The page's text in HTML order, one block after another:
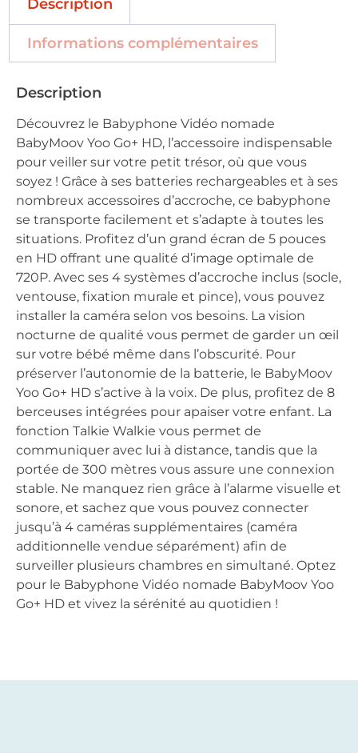
Description
Informations complémentaires
Description
Découvrez le Babyphone Vidéo nomade
BabyMoov Yoo Go+ HD, l’accessoire indispensable
pour veiller sur votre petit trésor, où que vous
soyez ! Grâce à ses batteries rechargeables et à ses
nombreux accessoires d’accroche, ce babyphone
se transporte facilement et s’adapte à toutes les
situations. Profitez d’un grand écran de 5 pouces
en HD offrant une qualité d’image optimale de
720P. Avec ses 4 systèmes d’accroche inclus (socle,
ventouse, fixation murale et pince), vous pouvez
installer la caméra selon vos besoins. La vision
nocturne de qualité vous permet de garder un œil
sur votre bébé même dans l’obscurité. Pour
préserver l’autonomie de la batterie, le BabyMoov
Yoo Go+ HD s’active à la voix. De plus, profitez de 8
berceuses intégrées pour apaiser votre enfant. La
fonction Talkie Walkie vous permet de
communiquer avec lui à distance, tandis que la
portée de 300 mètres vous assure une connexion
stable. Ne manquez rien grâce à l’alarme visuelle et
sonore, et sachez que vous pouvez connecter
jusqu’à 4 caméras supplémentaires (caméra
additionnelle vendue séparément) afin de
surveiller plusieurs chambres en simultané. Optez
pour le Babyphone Vidéo nomade BabyMoov Yoo
Go+ HD et vivez la sérénité au quotidien !